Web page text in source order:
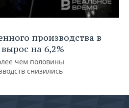
производства в
на 6,2%
чем половины
снизились